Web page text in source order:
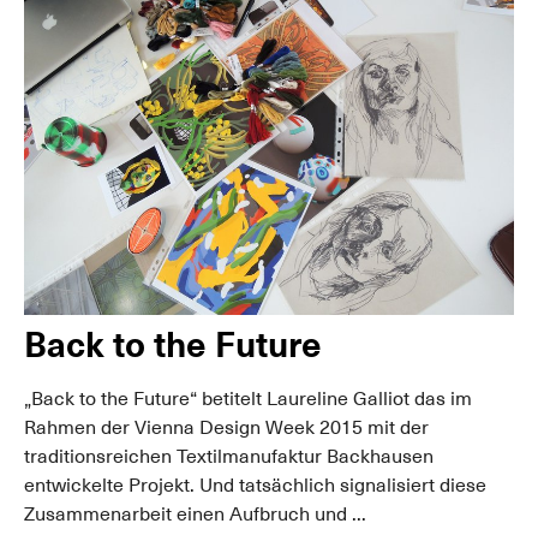
Back to the Future
„Back to the Future“ betitelt Laureline Galliot das im
Rahmen der Vienna Design Week 2015 mit der
traditionsreichen Textilmanufaktur Backhausen
entwickelte Projekt. Und tatsächlich signalisiert diese
Zusammenarbeit einen Aufbruch und ...